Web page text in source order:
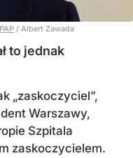
PAP / Albert Zawada
to jednak
„zaskoczyciel”,
Warszawy,
Szpitala
zaskoczycielem.